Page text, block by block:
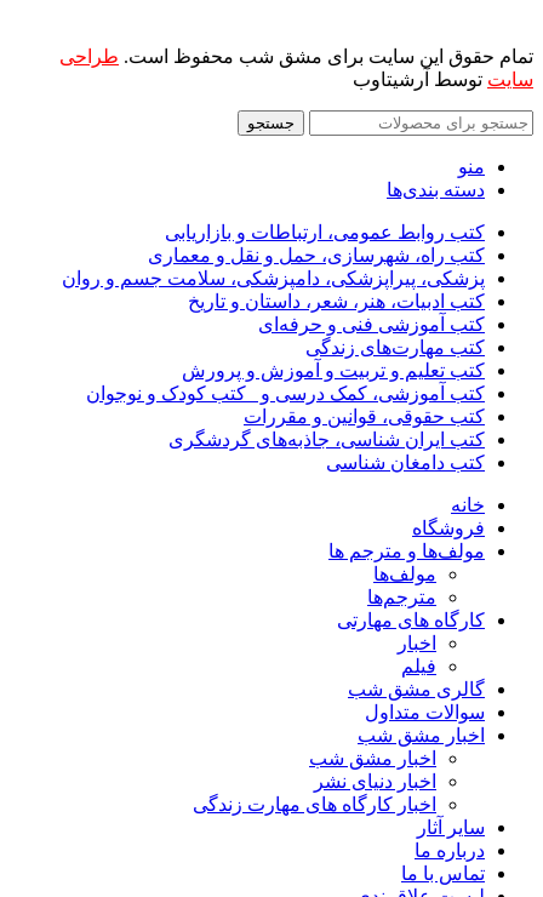
تمام حقوق این سایت برای مشق شب محفوظ است. طراحی
سایت توسط آرشیتاوب
جستجو
منو
دسته بندی‌ها
کتب روابط عمومی، ارتباطات و بازاریابی
کتب راه، شهرسازی، حمل و نقل و معماری
پزشکی، پیراپزشکی، دامپزشکی، سلامت جسم و روان
کتب ادبیات، هنر، شعر، داستان و تاریخ
کتب آموزشی فنی و حرفه‌ای
کتب مهارت‌های زندگی
کتب تعلیم و تربیت و آموزش و پرورش
کتب آموزشی، کمک درسی و _کتب کودک و نوجوان
کتب حقوقی، قوانین و مقررات
کتب ایران شناسی، جاذبه‌های گردشگری
کتب دامغان شناسی
خانه
فروشگاه
مولف‌ها و مترجم ها
مولف‌ها
مترجم‌ها
کارگاه های مهارتی
اخبار
فیلم
گالری مشق شب
سوالات متداول
اخبار مشق شب
اخبار مشق شب
اخبار دنیای نشر
اخبار کارگاه های مهارت زندگی
سایر آثار
درباره ما
تماس با ما